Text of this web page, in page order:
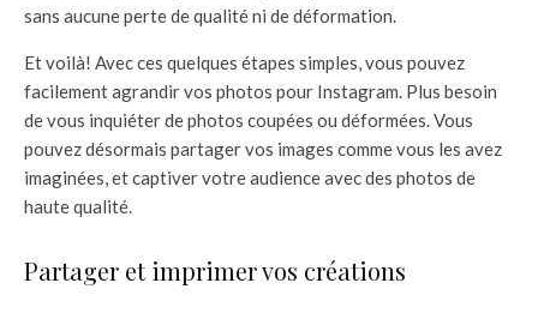
sans aucune perte de qualité ni de déformation.
Et voilà! Avec ces quelques étapes simples, vous pouvez
facilement agrandir vos photos pour Instagram. Plus besoin
de vous inquiéter de photos coupées ou déformées. Vous
pouvez désormais partager vos images comme vous les avez
imaginées, et captiver votre audience avec des photos de
haute qualité.
Partager et imprimer vos créations